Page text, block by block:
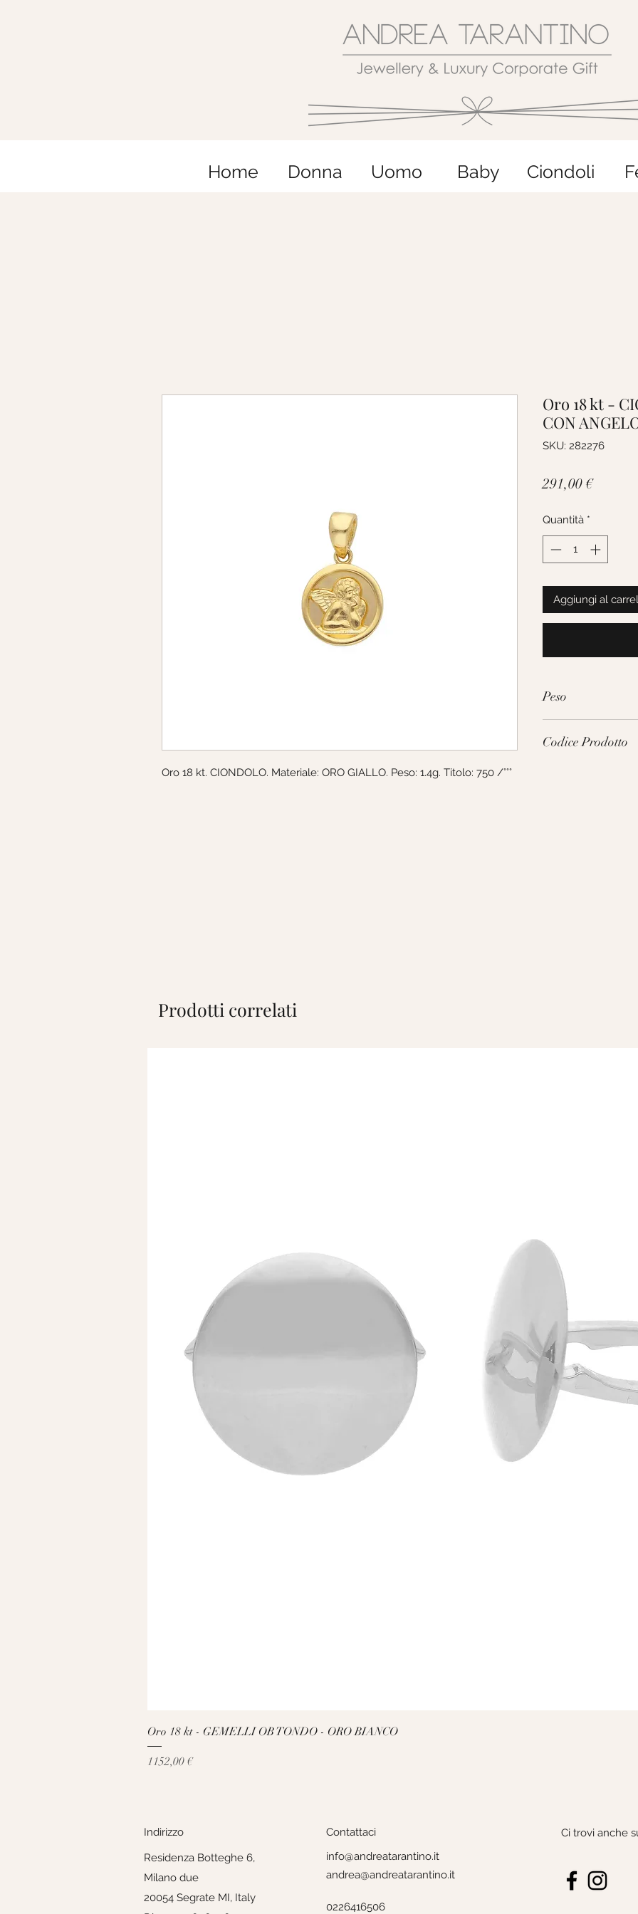
Home Donna Uomo Baby Ciondoli
Oro 18 kt. CIONDOLO. Materiale: ORO GIALLO. Peso: 1.4g. Titolo: 750 /°°°
Oro 18 kt -
CON
SKU: 282276
291,00 €Prezzo
Quantità *
Aggiungi al
Peso
Codice Prodotto
Prodotti correlati
Oro 18 kt - GEMELLI OB TONDO - ORO BIANCO
Prezzo
1152,00 €
Indirizzo
Residenza Botteghe 6,
Milano due
20054 Segrate MI, Italy
Contattaci
info@andreatarantino.it
andrea@andreatarantino.it
0226416506
Ci trovi anche